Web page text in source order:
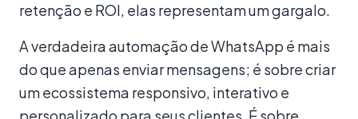
retenção e ROI, elas representam um gargalo.
A verdadeira automação de WhatsApp é mais
do que apenas enviar mensagens; é sobre criar
um ecossistema responsivo, interativo e